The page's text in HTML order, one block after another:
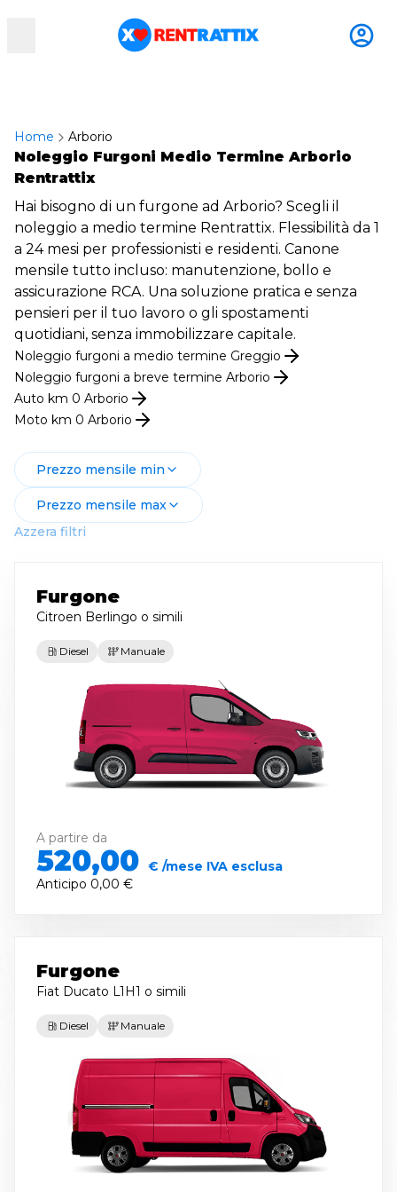
RentRattix
Home Arborio
Noleggio Furgoni Medio Termine Arborio
Rentrattix
Hai bisogno di un furgone ad Arborio? Scegli il
noleggio a medio termine Rentrattix. Flessibilità da 1
a 24 mesi per professionisti e residenti. Canone
mensile tutto incluso: manutenzione, bollo e
assicurazione RCA. Una soluzione pratica e senza
pensieri per il tuo lavoro o gli spostamenti
quotidiani, senza immobilizzare capitale.
Noleggio furgoni a medio termine Greggio
Noleggio furgoni a breve termine Arborio
Auto km 0 Arborio
Moto km 0 Arborio
Prezzo mensile min
Prezzo mensile max
Azzera filtri
Furgone
Citroen Berlingo o simili
Diesel Manuale
A partire da
520,00 € /mese IVA esclusa
Anticipo 0,00 €
Furgone
Fiat Ducato L1H1 o simili
Diesel Manuale